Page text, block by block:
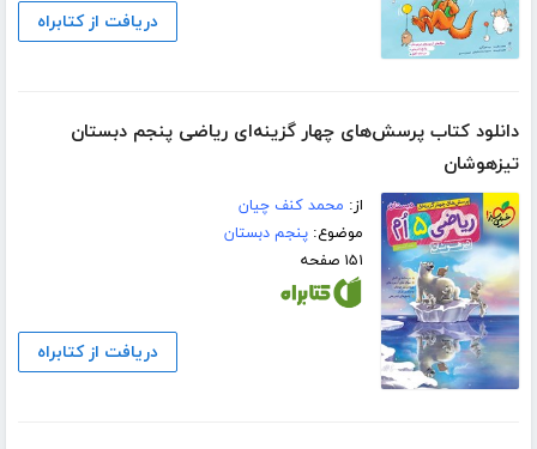
دریافت از کتابراه
دانلود کتاب پرسش‌های چهار گزینه‌ای ریاضی پنجم دبستان
تیزهوشان
از: محمد کنف چیان
موضوع:پنجم دبستان
۱۵۱ صفحه
دریافت از کتابراه